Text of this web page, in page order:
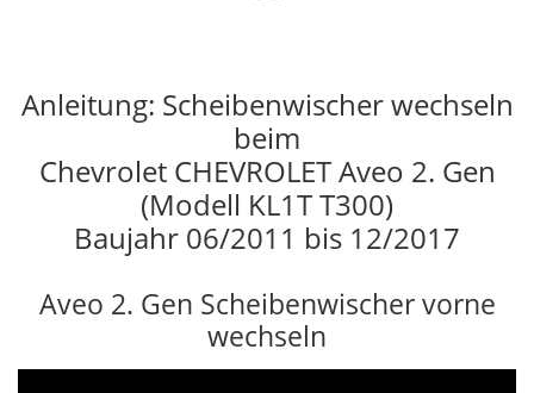
Anleitung: Scheibenwischer wechseln
beim
Chevrolet CHEVROLET Aveo 2. Gen
(Modell KL1T T300)
Baujahr 06/2011 bis 12/2017
Aveo 2. Gen Scheibenwischer vorne
wechseln